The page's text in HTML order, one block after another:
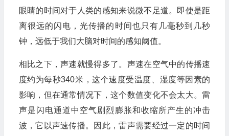
眼睛的时间对于人类的感知来说微不足道。即使是距
离很远的闪电，光传播的时间也只有几毫秒到几秒
钟，远低于我们大脑对时间的感知阈值。
相比之下，声速就慢得多了。声速在空气中的传播速
度约为每秒340米，这个速度受温度、湿度等因素的
影响，但在通常情况下，这个数值变化不会太大。雷
声是闪电通道中空气剧烈膨胀和收缩所产生的冲击
波，它以声速传播。因此，雷声需要经过一定的时间